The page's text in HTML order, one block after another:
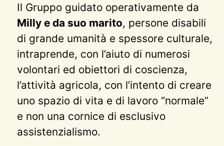
Il Gruppo guidato operativamente da
Milly e da suo marito, persone disabili
di grande umanità e spessore culturale,
intraprende, con l’aiuto di numerosi
volontari ed obiettori di coscienza,
l’attività agricola, con l’intento di creare
uno spazio di vita e di lavoro “normale”
e non una cornice di esclusivo
assistenzialismo.